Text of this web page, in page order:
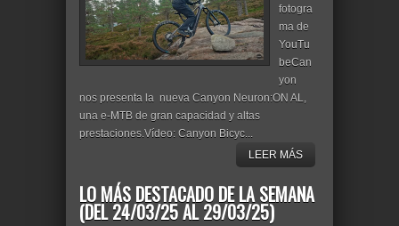
fotogra
ma de
YouTu
beCan
yon
nos presenta la nueva Canyon Neuron:ON AL,
una e-MTB de gran capacidad y altas
prestaciones.Vídeo: Canyon Bicyc...
LEER MÁS
LO MÁS DESTACADO DE LA SEMANA
(DEL 24/03/25 AL 29/03/25)